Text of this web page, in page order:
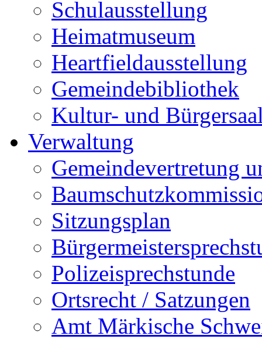
Schulausstellung
Heimatmuseum
Heartfieldausstellung
Gemeindebibliothek
Kultur- und
Verwaltung
Gemeindevertretung
Sitzungsplan
Polizeisprechstunde
Ortsrecht / Satzungen
Amt Märkische